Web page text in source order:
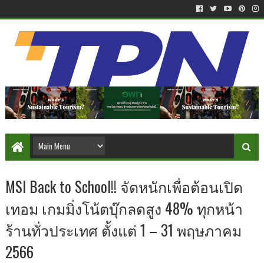
MSI Back to School!! จัดหนักเพื่อต้อนเปิด
เทอม เกมมิ่งโน้ตบุ๊กลดสูง 48% ทุกหน้า
ร้านทั่วประเทศ ตั้งแต่ 1 – 31 พฤษภาคม
2566